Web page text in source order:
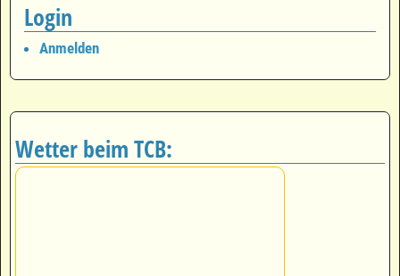
Login
Anmelden
Wetter beim TCB: